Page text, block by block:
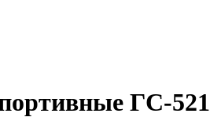
ГС-521